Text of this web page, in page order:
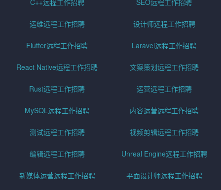
C++远程工作招聘 SEO远程工作招聘
运维远程工作招聘 设计师远程工作招聘
Flutter远程工作招聘 Laravel远程工作招聘
React Native远程工作招聘 文案策划远程工作招聘
Rust远程工作招聘 运营远程工作招聘
MySQL远程工作招聘 内容运营远程工作招聘
测试远程工作招聘 视频剪辑远程工作招聘
编辑远程工作招聘 Unreal Engine远程工作招聘
新媒体运营远程工作招聘 平面设计师远程工作招聘